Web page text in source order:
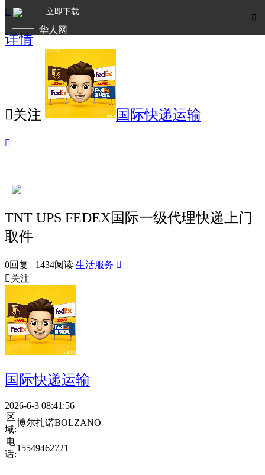

立即下载
华人网
欧洲华人生活APP

详情
关注 国际快递运输

TNT UPS FEDEX国际一级代理快递上门
取件
0回复 1434阅读 生活服务 
关注
国际快递运输
2026-6-3 08:41:56
区
域:
博尔扎诺BOLZANO
电
话:
15549462721